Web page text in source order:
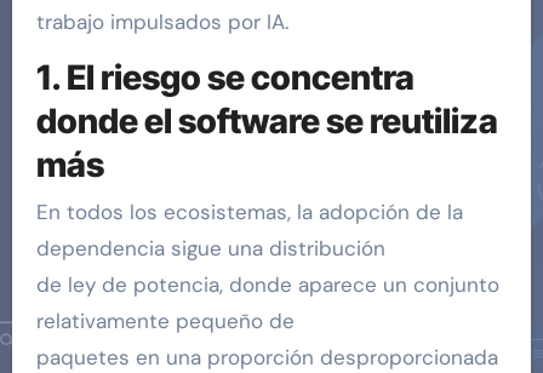
trabajo impulsados por IA.
1. El riesgo se concentra
donde el software se reutiliza
más
En todos los ecosistemas, la adopción de la
dependencia sigue una distribución
de ley de potencia, donde aparece un conjunto
relativamente pequeño de
paquetes en una proporción desproporcionada